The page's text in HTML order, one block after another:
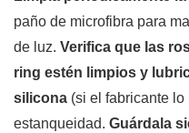
paño de microfibra para
de luz. Verifica que las
ring estén limpios y
silicona (si el fabricante
estanqueidad. Guárdala